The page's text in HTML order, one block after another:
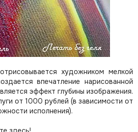
художником мелкой
впечатление нарисованной
эффект глубины изображения.
от 1000 рублей (в зависимости от
исполнения).